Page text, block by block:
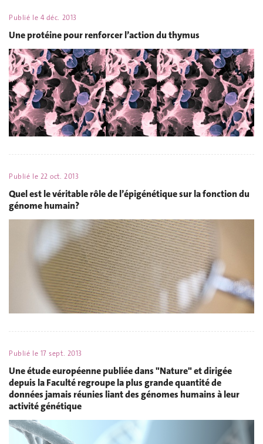
Publié le 4 déc. 2013
Une protéine pour renforcer l’action du thymus
Publié le 22 oct. 2013
Quel est le véritable rôle de l’épigénétique sur la fonction du
génome humain?
Publié le 17 sept. 2013
Une étude européenne publiée dans "Nature" et dirigée
depuis la Faculté regroupe la plus grande quantité de
données jamais réunies liant des génomes humains à leur
activité génétique